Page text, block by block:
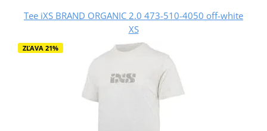
Tee iXS BRAND ORGANIC 2.0 473-510-4050 off-white
XS
ZĽAVA 21%